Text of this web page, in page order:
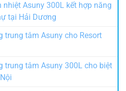
Asuny 300L kết hợp năng
tại Hải Dương
trung tâm Asuny cho Resort
trung tâm Asuny 300L cho biệt